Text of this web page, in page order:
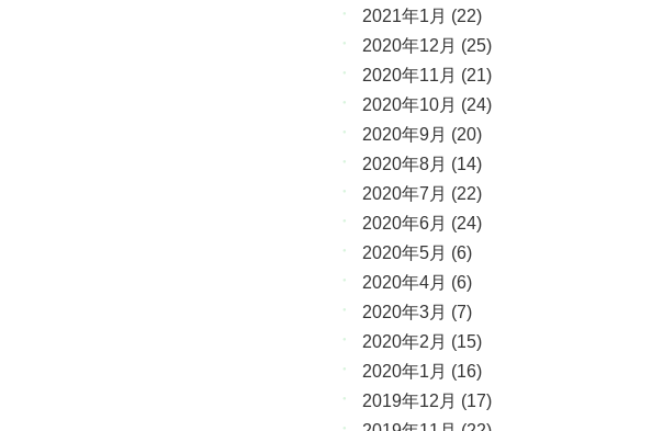
2021年1月 (22)
2020年12月 (25)
2020年11月 (21)
2020年10月 (24)
2020年9月 (20)
2020年8月 (14)
2020年7月 (22)
2020年6月 (24)
2020年5月 (6)
2020年4月 (6)
2020年3月 (7)
2020年2月 (15)
2020年1月 (16)
2019年12月 (17)